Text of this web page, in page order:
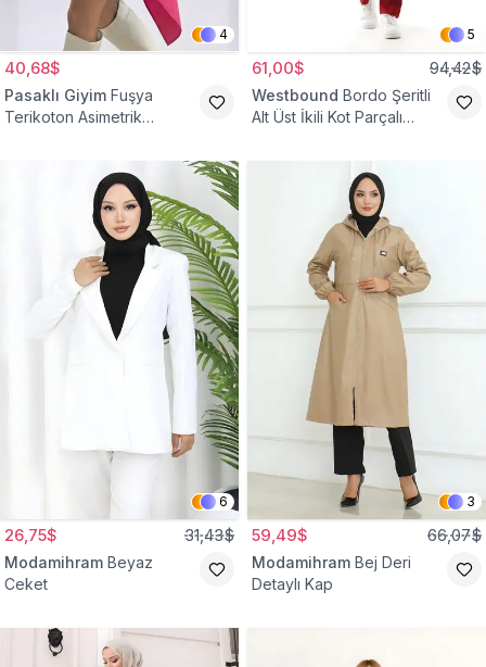
4
40,68$
Pasaklı Giyim Fuşya
Terikoton Asimetrik
5
61,00$ 94,42$
Westbound Bordo Şeritli
Alt Üst İkili Kot Parçalı
6
26,75$ 31,43$
Modamihram Beyaz
Ceket
3
59,49$ 66,07$
Modamihram Bej Deri
Detaylı Kap